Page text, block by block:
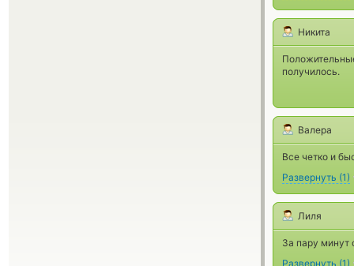
Никита
получилось.
Валера
Все четко и
Развернуть (1)
Лиля
За пару минут
Развернуть (1)